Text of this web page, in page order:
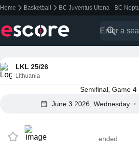
Home Basketball BC Juventus Utena - BC
LKL 25/26
Lithuania
Semifinal, Game 4
June 3 2026, Wednesday
ended